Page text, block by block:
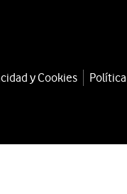
y Cookies